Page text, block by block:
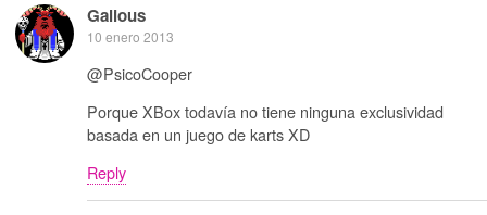
Galious
10 enero 2013
@PsicoCooper
Porque XBox todavía no tiene ninguna exclusividad
basada en un juego de karts XD
Reply